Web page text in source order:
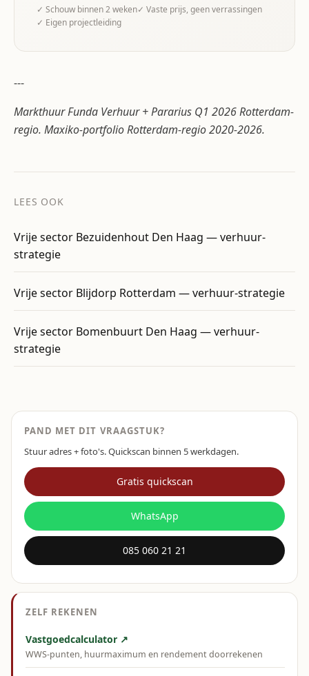
✓ Schouw binnen 2 weken✓ Vaste prijs, geen verrassingen
✓ Eigen projectleiding
---
Markthuur Funda Verhuur + Pararius Q1 2026 Rotterdam-
regio. Maxiko-portfolio Rotterdam-regio 2020-2026.
LEES OOK
Vrije sector Bezuidenhout Den Haag — verhuur-
strategie
Vrije sector Blijdorp Rotterdam — verhuur-strategie
Vrije sector Bomenbuurt Den Haag — verhuur-
strategie
PAND MET DIT VRAAGSTUK?
Stuur adres + foto's. Quickscan binnen 5 werkdagen.
Gratis quickscan
WhatsApp
085 060 21 21
ZELF REKENEN
Vastgoedcalculator ↗
WWS-punten, huurmaximum en rendement doorrekenen